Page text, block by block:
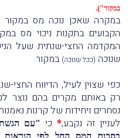
במקור").
במקרה שאכן נוכה מס במקור
הקבועים בתקנות ניכוי מס
המקדמה החצי-שנתית שעל
שנוכה (ככל שנוכה) במקור.
כפי שצוין לעיל, הדיווח
רק באותם מקרים בהם נוצר
נסחרים ויחידות של קרנות
לעניין זה נקבע,* כי "עם
בסכום המס החל לפי הוראות